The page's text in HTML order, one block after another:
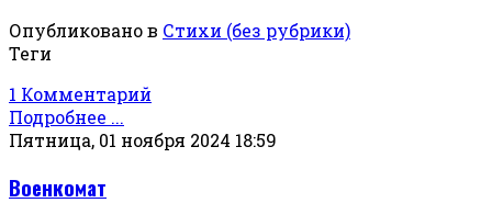
Опубликовано в Стихи (без рубрики)
Теги
1 Комментарий
Подробнее ...
Пятница, 01 ноября 2024 18:59
Военкомат